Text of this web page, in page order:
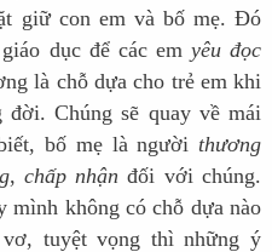
giữ con em và bố mẹ. Đó
dục để các em yêu đọc
là chỗ dựa cho trẻ em khi
đời. Chúng sẽ quay về mái
bố mẹ là người thương
, chấp nhận đối với chúng.
mình không có chỗ dựa nào
tuyệt vọng thì những ý